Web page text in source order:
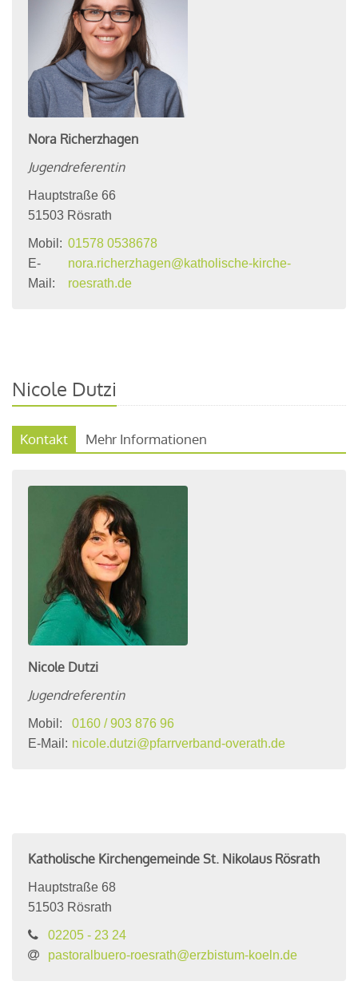
Nora Richerzhagen
Jugendreferentin
Hauptstraße 66
51503 Rösrath
Mobil: 01578 0538678
E-
Mail:
nora.richerzhagen@katholische-kirche-
roesrath.de
Nicole Dutzi
Kontakt Mehr Informationen
Nicole Dutzi
Jugendreferentin
Mobil:
0160 / 903 876 96
E-Mail: nicole.dutzi@pfarrverband-overath.de
Katholische Kirchengemeinde St. Nikolaus Rösrath
Hauptstraße 68
51503 Rösrath
02205 - 23 24
pastoralbuero-roesrath@erzbistum-koeln.de